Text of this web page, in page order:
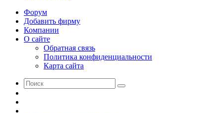
Форум
Добавить фирму
Компании
О сайте
Обратная связь
Политика конфиденциальности
Карта сайта
Поиск